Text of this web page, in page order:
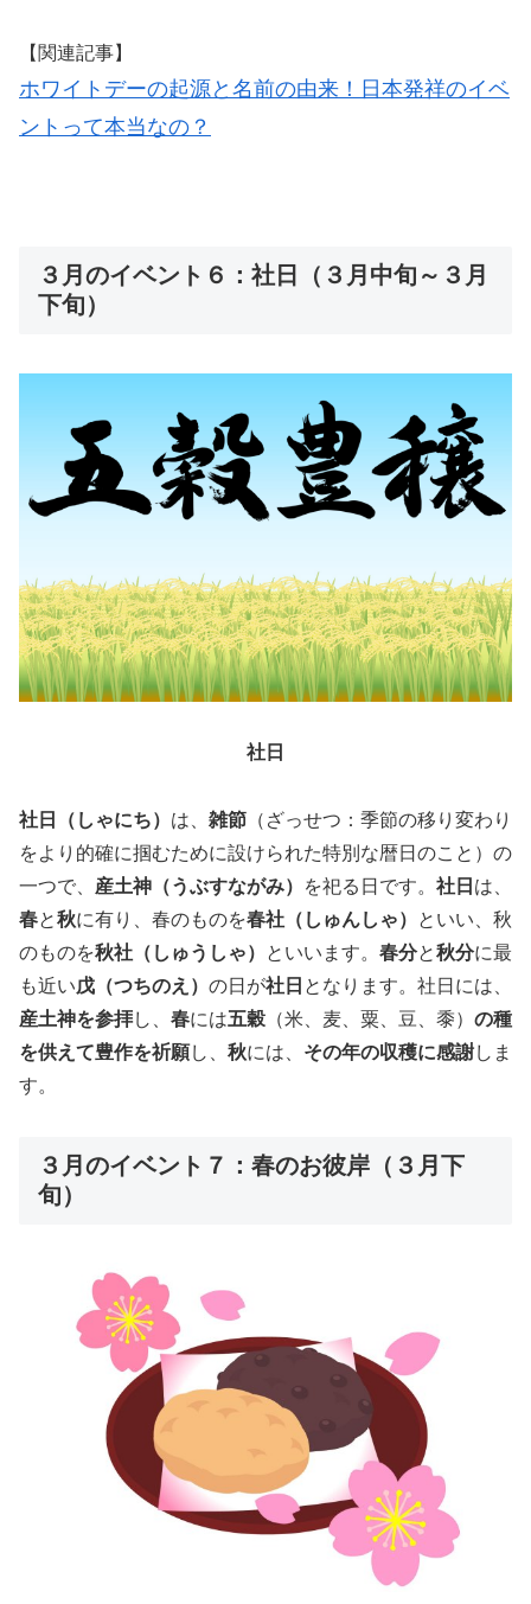
【関連記事】
ホワイトデーの起源と名前の由来！日本発祥のイベ
ントって本当なの？
３月のイベント６：社日（３月中旬～３月
下旬）
社日
社日（しゃにち） は、 雑節 （ざっせつ：季節の移り変わり
をより的確に掴むために設けられた特別な暦日のこと）の
一つで、 産土神（うぶすながみ） を祀る日です。 社日 は、
春と秋に有り、春のものを春社（しゅんしゃ）
といい、秋
のものを秋社（しゅうしゃ） といいます。 春分と秋分に最
も近い戊（つちのえ） の日が社日 となります。社日には、
産土神を参拝し、 春には五穀 （米、麦、粟、豆、黍） の種
を供えて豊作を祈願し、 秋には、 その年の収穫に感謝しま
す。
３月のイベント７：春のお彼岸（３月下
旬）